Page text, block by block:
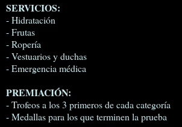
SERVICIOS:
- Hidratación
- Frutas
- Ropería
- Vestuarios y duchas
- Emergencia médica
PREMIACIÓN:
- Trofeos a los 3 primeros de cada categoría
- Medallas para los que terminen la prueba